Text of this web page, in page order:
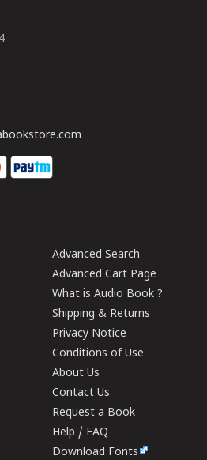
Advanced Search
Advanced Cart Page
What is Audio Book ?
Shipping & Returns
Privacy Notice
Conditions of Use
About Us
Contact Us
Request a Book
Help / FAQ
Download Fonts